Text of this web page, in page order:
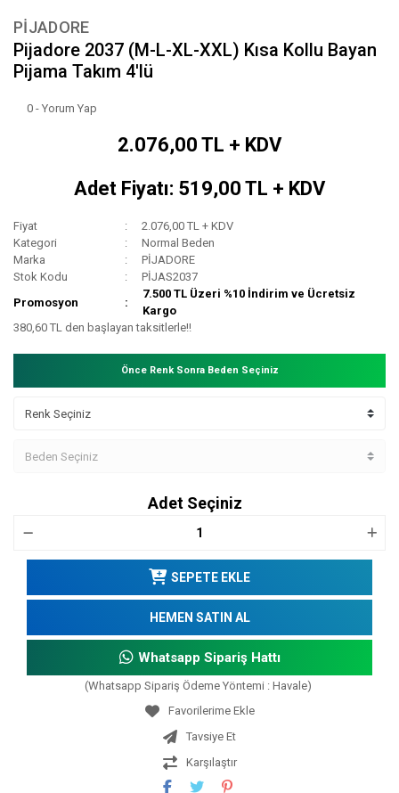
PİJADORE
Pijadore 2037 (M-L-XL-XXL) Kısa Kollu Bayan
Pijama Takım 4'lü
0 - Yorum Yap
2.076,00 TL + KDV
Adet Fiyatı: 519,00 TL + KDV
Fiyat
2.076,00 TL + KDV
Kategori
Normal Beden
Marka
PİJADORE
Stok Kodu
PİJAS2037
Promosyon
7.500 TL Üzeri %10 İndirim ve Ücretsiz
Kargo
380,60 TL den başlayan taksitlerle!!
Önce Renk Sonra Beden Seçiniz
Adet Seçiniz
SEPETE EKLE
HEMEN SATIN AL
Whatsapp Sipariş Hattı
(Whatsapp Sipariş Ödeme Yöntemi : Havale)
Tavsiye Et
Karşılaştır